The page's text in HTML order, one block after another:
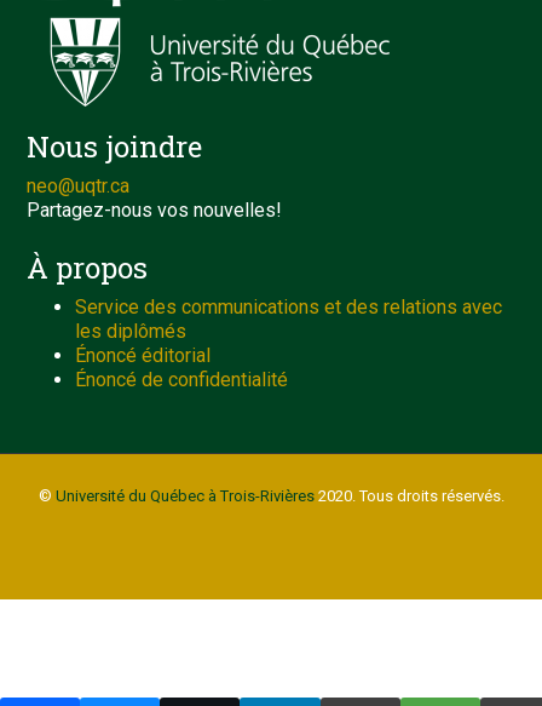
Nous joindre
neo@uqtr.ca
Partagez-nous vos nouvelles!
À propos
Service des communications et des relations avec
les diplômés
Énoncé éditorial
Énoncé de confidentialité
© Université du Québec à Trois-Rivières2020. Tous droits réservés.